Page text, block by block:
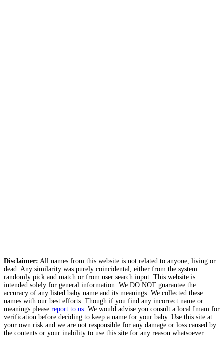
Disclaimer: All names from this website is not related to anyone, living or
dead. Any similarity was purely coincidental, either from the system
randomly pick and match or from user search input. This website is
intended solely for general information. We DO NOT guarantee the
accuracy of any listed baby name and its meanings. We collected these
names with our best efforts. Though if you find any incorrect name or
meanings please report to us . We would advise you consult a local Imam for
verification before deciding to keep a name for your baby. Use this site at
your own risk and we are not responsible for any damage or loss caused by
the contents or your inability to use this site for any reason whatsoever.